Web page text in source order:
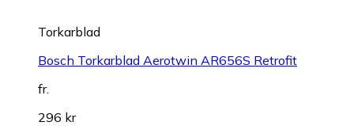
Torkarblad
Bosch Torkarblad Aerotwin AR656S Retrofit
fr.
296 kr